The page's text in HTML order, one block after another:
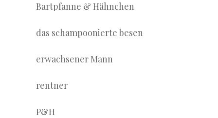
Bartpfanne & Hähnchen
das schampoonierte besen
erwachsener Mann
rentner
P&H